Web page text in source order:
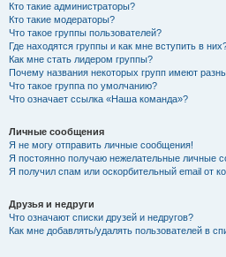
Кто такие администраторы?
Кто такие модераторы?
Что такое группы пользователей?
Где находятся группы и как мне вступить в
Как мне стать лидером группы?
Почему названия некоторых групп имеют
Что такое группа по умолчанию?
Что означает ссылка «Наша команда»?
Личные сообщения
Я не могу отправить личные сообщения!
Я постоянно получаю нежелательные личные
Я получил спам или оскорбительный email от
Друзья и недруги
Что означают списки друзей и недругов?
Как мне добавлять/удалять пользователей в